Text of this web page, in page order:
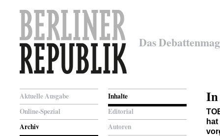
Das
Aktuelle Ausgabe
Online-Spezial
Archiv
Inhalte
Editorial
Autoren
In